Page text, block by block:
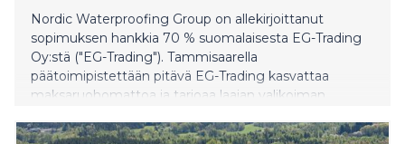
Nordic Waterproofing Group on allekirjoittanut
sopimuksen hankkia 70 % suomalaisesta EG-Trading
Oy:stä ("EG-Trading"). Tammisaarella
päätoimipistettään pitävä EG-Trading kasvattaa
maksaruohomattoa ja tarjoaa laajan valikoiman
työntekijää ja vuotuinen liikevaihto on kolme (3)